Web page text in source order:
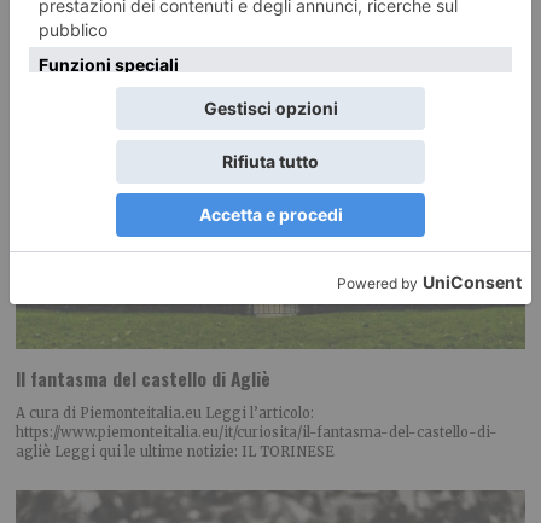
Il fantasma del castello di Agliè
A cura di Piemonteitalia.eu Leggi l’articolo:
https://www.piemonteitalia.eu/it/curiosita/il-fantasma-del-castello-di-
agliè Leggi qui le ultime notizie: IL TORINESE